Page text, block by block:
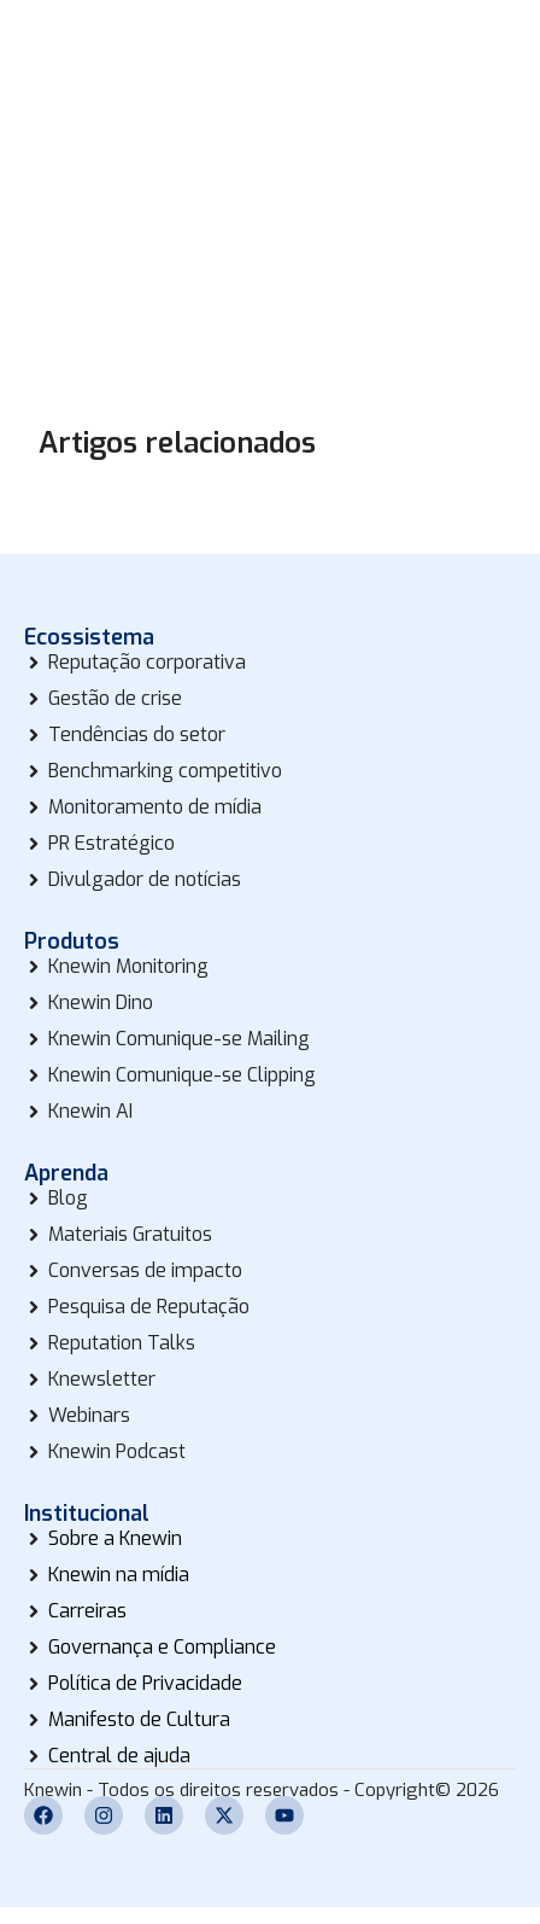
Artigos relacionados
Ecossistema
Reputação corporativa
Gestão de crise
Tendências do setor
Benchmarking competitivo
Monitoramento de mídia
PR Estratégico
Divulgador de notícias
Produtos
Knewin Monitoring
Knewin Dino
Knewin Comunique-se Mailing
Knewin Comunique-se Clipping
Knewin AI
Aprenda
Blog
Materiais Gratuitos
Conversas de impacto
Pesquisa de Reputação
Reputation Talks
Knewsletter
Webinars
Knewin Podcast
Institucional
Sobre a Knewin
Knewin na mídia
Carreiras
Governança e Compliance
Política de Privacidade
Manifesto de Cultura
Central de ajuda
Knewin - Todos os direitos reservados - Copyright© 2026